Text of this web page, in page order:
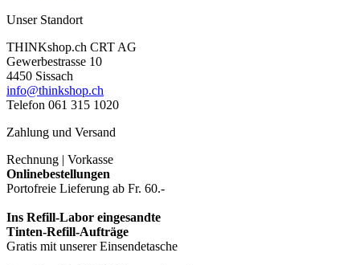
Unser Standort
THINKshop.ch CRT AG
Gewerbestrasse 10
4450 Sissach
info@thinkshop.ch
Telefon 061 315 1020
Zahlung und Versand
Rechnung | Vorkasse
Onlinebestellungen
Portofreie Lieferung ab Fr. 60.-
Ins Refill-Labor eingesandte
Tinten-Refill-Aufträge
Gratis mit unserer Einsendetasche